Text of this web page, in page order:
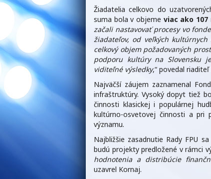
Žiadatelia celkovo do
suma bola v objeme viac ako
začali nastavovať procesy vo
žiadateľov, od veľkých
celkový objem požadovaných
podporu kultúry na Slovensku
viditeľné výsledky,“ povedal
Najväčší záujem zaznamenal
infraštruktúry. Vysoký dopyt tiež
činnosti klasickej i populárnej
kultúrno-osvetovej činnosti a pri
významu.
Najbližšie zasadnutie Rady FPU
budú projekty predložené v rámci
hodnotenia a distribúcie
uzavrel Kornaj.